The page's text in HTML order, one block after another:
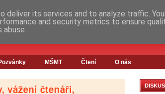
MŠMT Čtení O nás
deliver its services and to analyze traffic.
and security metrics to ensure